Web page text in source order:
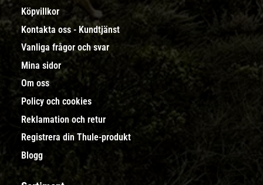
Köpvillkor
Kontakta oss - Kundtjänst
Vanliga frågor och svar
Mina sidor
Om oss
Policy och cookies
Reklamation och retur
Registrera din Thule-produkt
Blogg